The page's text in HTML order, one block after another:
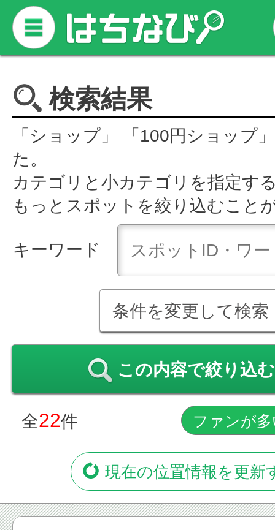
検索結果
「ショップ」 「100円ショップ
た。
カテゴリと小カテゴリを指定す
もっとスポットを絞り込むこと
キーワード
条件を変更して検索
この内容で絞り込む
全22件
現在の位置情報を更新